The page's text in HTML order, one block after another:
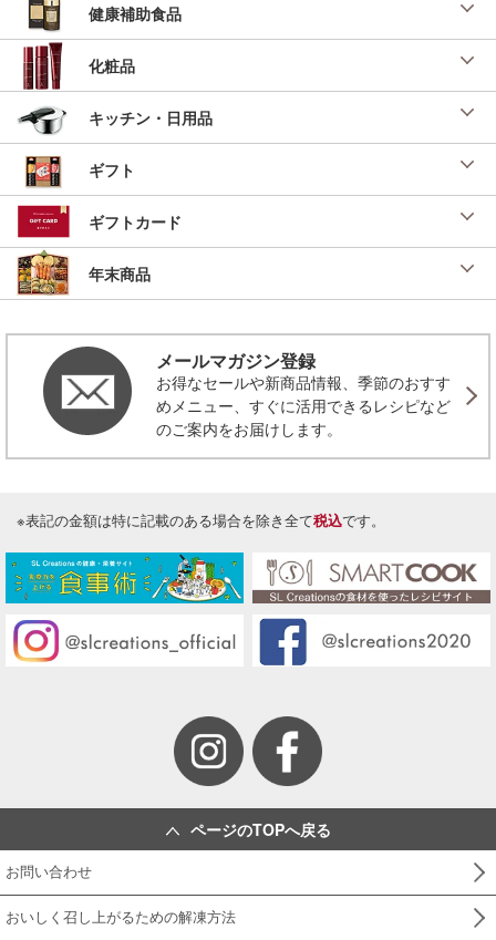
健康補助食品
化粧品
キッチン・日用品
ギフト
ギフトカード
年末商品
メールマガジン登録
お得なセールや新商品情報、季節のおすす
めメニュー、すぐに活用できるレシピなど
のご案内をお届けします。
※表記の金額は特に記載のある場合を除き全て税込です。
ページのTOPへ戻る
お問い合わせ
おいしく召し上がるための解凍方法